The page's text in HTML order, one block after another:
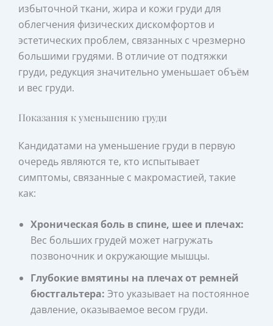
избыточной ткани, жира и кожи груди для
облегчения физических дискомфортов и
эстетических проблем, связанных с чрезмерно
большими грудями. В отличие от подтяжки
груди, редукция значительно уменьшает объём
и вес груди.
Показания к уменьшению груди
Кандидатами на уменьшение груди в первую
очередь являются те, кто испытывает
симптомы, связанные с макромастией, такие
как:
Хроническая боль в спине, шее и плечах:
Вес больших грудей может нагружать
позвоночник и окружающие мышцы.
Глубокие вмятины на плечах от ремней
бюстгальтера: Это указывает на постоянное
давление, оказываемое весом груди.